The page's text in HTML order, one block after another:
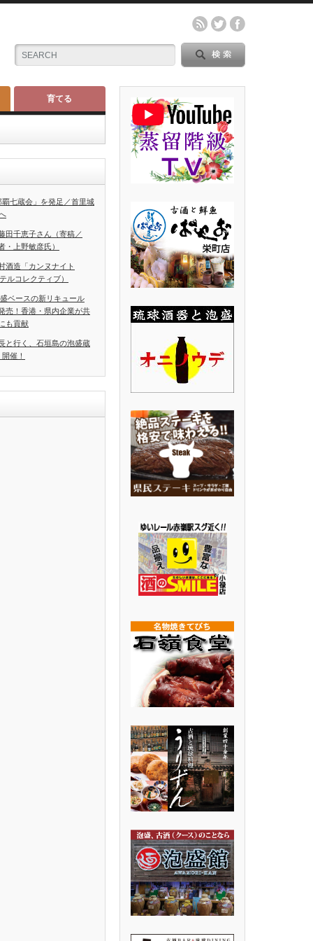
育てる
七蔵会」を発足／首里城
田千恵子さん（寄稿／
・上野敏彦氏）
酒造「カンヌナイト
ルコレクティブ）
ベースの新リキュール
売！香港・県内企業が共
も貢献
と行く、石垣島の泡盛蔵
催！